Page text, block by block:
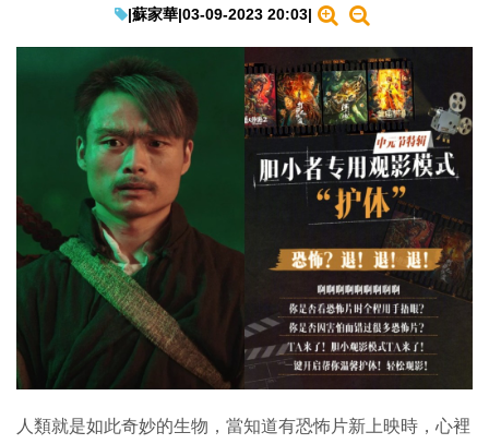
|蘇家華|03-09-2023 20:03|
人類就是如此奇妙的生物，當知道有恐怖片新上映時，心裡